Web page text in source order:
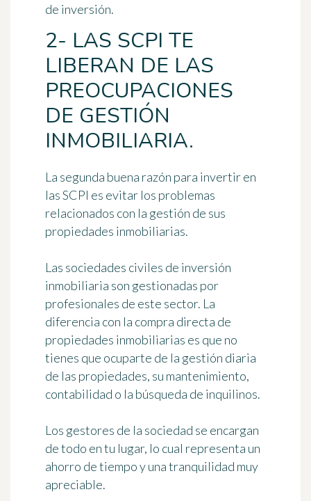
de inversión.
2- LAS SCPI TE
LIBERAN DE LAS
PREOCUPACIONES
DE GESTIÓN
INMOBILIARIA.
La segunda buena razón para invertir en
las SCPI es evitar los problemas
relacionados con la gestión de sus
propiedades inmobiliarias.
Las sociedades civiles de inversión
inmobiliaria son gestionadas por
profesionales de este sector. La
diferencia con la compra directa de
propiedades inmobiliarias es que no
tienes que ocuparte de la gestión diaria
de las propiedades, su mantenimiento,
contabilidad o la búsqueda de inquilinos.
Los gestores de la sociedad se encargan
de todo en tu lugar, lo cual representa un
ahorro de tiempo y una tranquilidad muy
apreciable.